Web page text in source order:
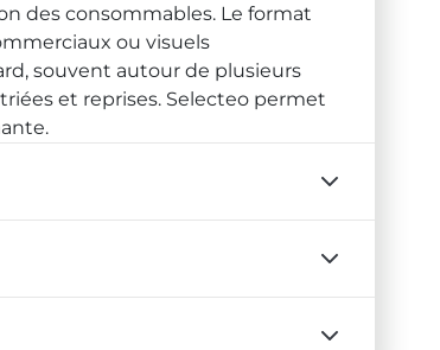
des consommables. Le format
ou visuels
souvent autour de plusieurs
et reprises. Selecteo permet